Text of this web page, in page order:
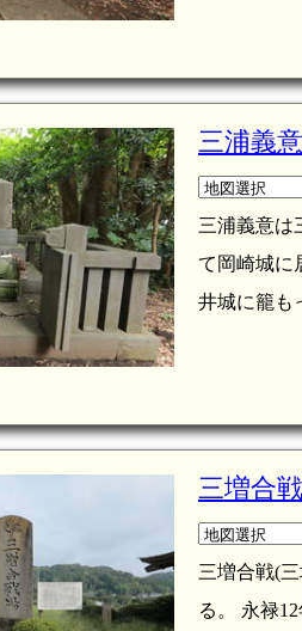
三浦義
三浦義意は
て岡崎城に
井城に籠も
三増合
三増合戦(
る。 永禄